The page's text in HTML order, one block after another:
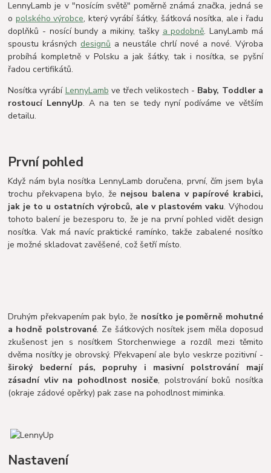
LennyLamb je v "nosícím světě" poměrně známá značka, jedná se
o polského výrobce, který vyrábí šátky, šátková nosítka, ale i řadu
doplňků - nosící bundy a mikiny, tašky a podobně. LanyLamb má
spoustu krásnýchdesignů a neustále chrlí nové a nové. Výroba
probíhá kompletně v Polsku a jak šátky, tak i nosítka, se pyšní
řadou certifikátů.
Nosítka vyrábí LennyLamb ve třech velikostech - Baby, Toddler a
rostoucí LennyUp. A na ten se tedy nyní podíváme ve větším
detailu.
První pohled
Když nám byla nosítka LennyLamb doručena, první, čím jsem byla
trochu překvapena bylo, že nejsou balena v papírové krabici,
jak je to u ostatních výrobců, ale v plastovém vaku. Výhodou
tohoto balení je bezesporu to, že je na první pohled vidět design
nosítka. Vak má navíc praktické ramínko, takže zabalené nosítko
je možné skladovat zavěšené, což šetří místo.
Druhým překvapením pak bylo, že nosítko je poměrně mohutné
a hodně polstrované. Ze šátkových nosítek jsem měla doposud
zkušenost jen s nosítkem Storchenwiege a rozdíl mezi těmito
dvěma nosítky je obrovský. Překvapení ale bylo veskrze pozitivní -
široký bederní pás, popruhy i masivní polstrování mají
zásadní vliv na pohodlnost nosiče, polstrování boků nosítka
(okraje zádové opěrky) pak zase na pohodlnost miminka.
Nastavení